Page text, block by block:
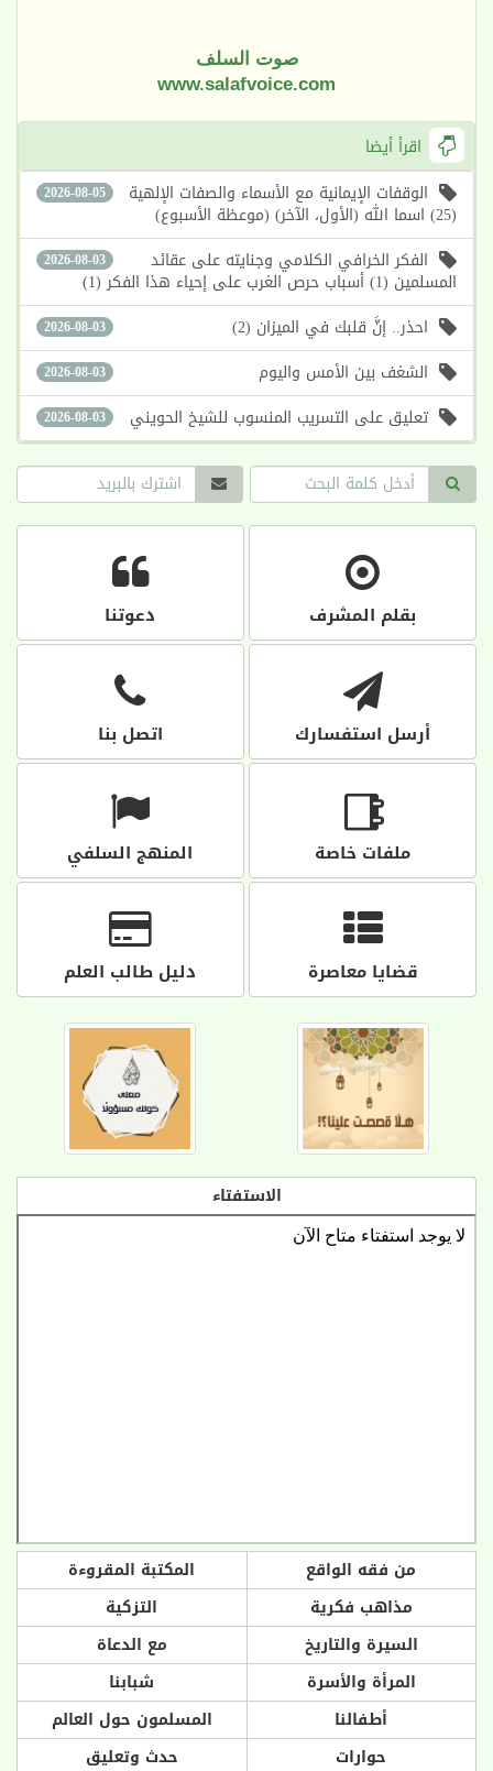
صوت السلف
www.salafvoice.com
اقرأ أيضا
2026-08-05 الوقفات الإيمانية مع الأسماء والصفات الإلهية
(25) اسما الله (الأول، الآخر) (موعظة الأسبوع)
2026-08-03 الفكر الخرافي الكلامي وجنايته على عقائد
المسلمين (1) أسباب حرص الغرب على إحياء هذا الفكر (1)
2026-08-03 احذر.. إنَّ قلبك في الميزان (2)
2026-08-03 الشغف بين الأمس واليوم
2026-08-03 تعليق على التسريب المنسوب للشيخ الحويني
بقلم المشرف دعوتنا
أرسل استفسارك اتصل بنا
ملفات خاصة المنهج السلفي
قضايا معاصرة دليل طالب العلم
الاستفتاء
من فقه الواقع
المكتبة المقروءة
مذاهب فكرية
التزكية
السيرة والتاريخ
مع الدعاة
المرأة والأسرة
شبابنا
أطفالنا
المسلمون حول العالم
حوارات
حدث وتعليق